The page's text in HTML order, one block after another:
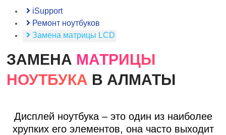
iSupport
Ремонт ноутбуков
Замена матрицы LCD
ЗАМЕНА МАТРИЦЫ
НОУТБУКА В АЛМАТЫ
Дисплей ноутбука – это один из наиболее
хрупких его элементов, она часто выходит